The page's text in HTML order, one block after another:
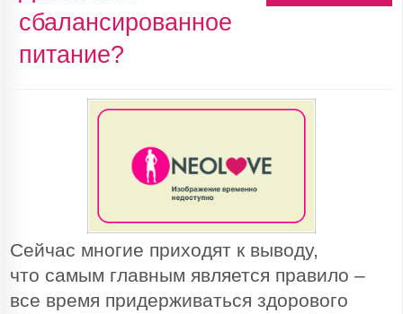
сбалансированное
питание?
Сейчас многие приходят к выводу,
что самым главным является правило –
все время придерживаться здорового